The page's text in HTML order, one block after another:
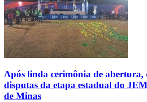
Após linda cerimônia de abertura,
disputas da etapa estadual do
de Minas